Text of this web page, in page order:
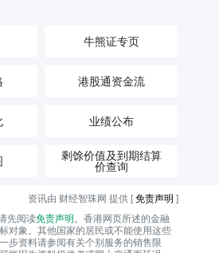
牛熊证专页
港股通资金流
业绩公布
剩馀价值及到期结算
价查询
资讯由 财经智珠网 提供 [免责声明 ]
先阅读免责声明 。香港网页所述的金融
对象。其他国家的居民或不能使用这些
步资料请参阅有关个别服务的销售限